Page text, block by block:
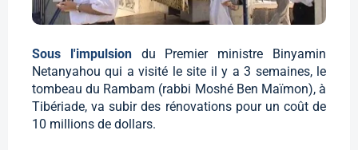
Sous l'impulsion du Premier ministre Binyamin
Netanyahou qui a visité le site il y a 3 semaines, le
tombeau du Rambam (rabbi Moshé Ben Maïmon), à
Tibériade, va subir des rénovations pour un coût de
10 millions de dollars.